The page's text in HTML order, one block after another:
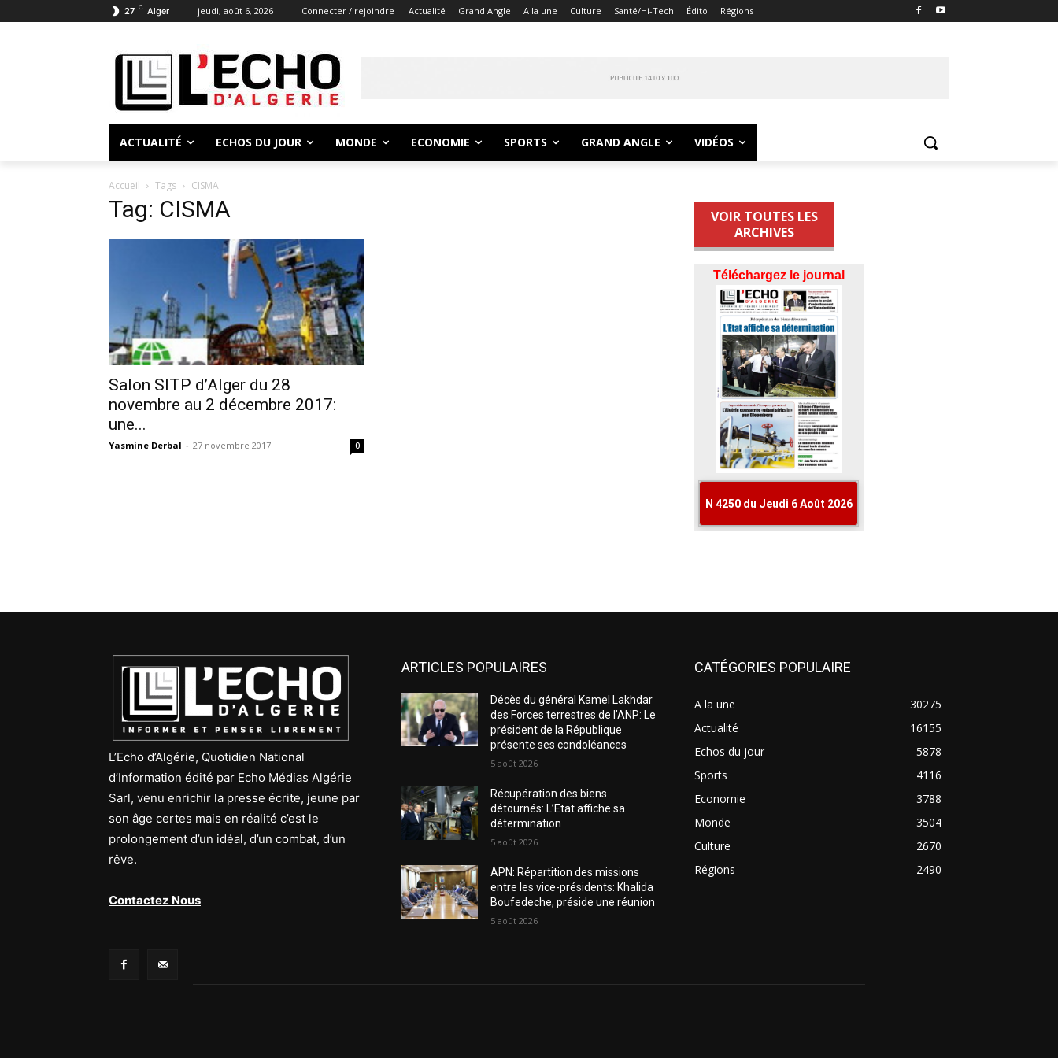
27 C Alger jeudi, août 6, 2026 Connecter / rejoindre Actualité Grand Angle A la une Culture Santé/Hi-Tech Édito Régions
ACTUALITÉ ECHOS DU JOUR MONDE ECONOMIE SPORTS GRAND ANGLE VIDÉOS
Accueil Tags CISMA
Tag: CISMA
Salon SITP d’Alger du 28
novembre au 2 décembre 2017:
une...
Yasmine Derbal - 27 novembre 2017 0
VOIR TOUTES LES
ARCHIVES
L’Echo d’Algérie, Quotidien National
d’Information édité par Echo Médias Algérie
Sarl, venu enrichir la presse écrite, jeune par
son âge certes mais en réalité c’est le
prolongement d’un idéal, d’un combat, d’un
rêve.
Contactez Nous
ARTICLES POPULAIRES
Décès du général Kamel Lakhdar
des Forces terrestres de l’ANP: Le
président de la République
présente ses condoléances
5 août 2026
Récupération des biens
détournés: L’Etat affiche sa
détermination
5 août 2026
APN: Répartition des missions
entre les vice-présidents: Khalida
Boufedeche, préside une réunion
5 août 2026
CATÉGORIES POPULAIRE
A la une
30275
Actualité
16155
Echos du jour
5878
Sports
4116
Economie
3788
Monde
3504
Culture
2670
Régions
2490